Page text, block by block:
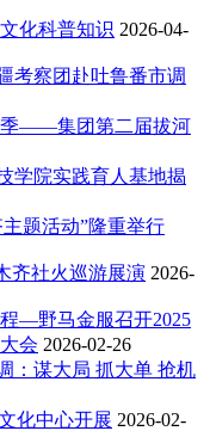
化科普知识 2026-04-
考察团赴吐鲁番市调
季——集团第二届拔河
学院实践育人基地揭
题活动”隆重举行
齐社火巡游展演 2026-
—野马金服召开2025
会 2026-02-26
：谋大局 抓大单 抢机
化中心开展 2026-02-